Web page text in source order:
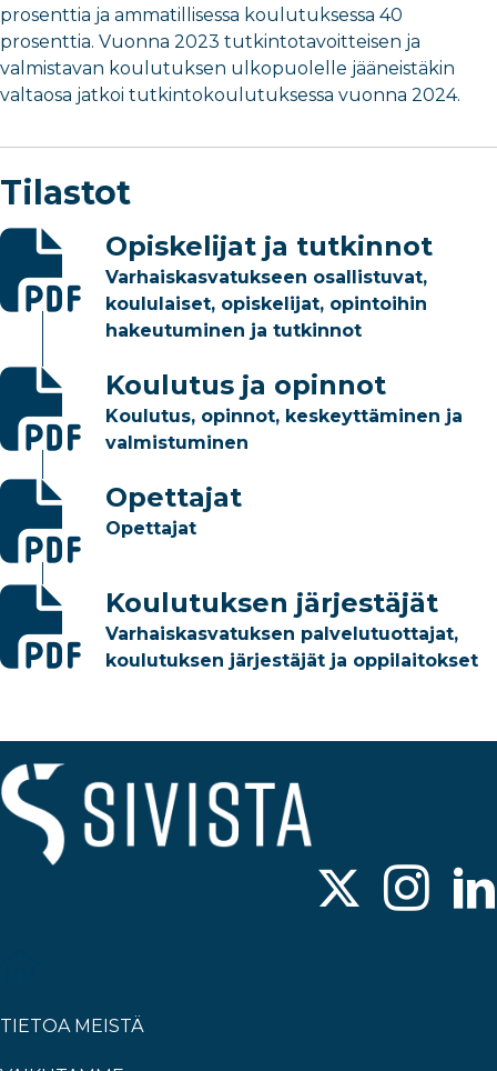
prosenttia ja ammatillisessa koulutuksessa 40
prosenttia. Vuonna 2023 tutkintotavoitteisen ja
valmistavan koulutuksen ulkopuolelle jääneistäkin
valtaosa jatkoi tutkintokoulutuksessa vuonna 2024.
Tilastot
Opiskelijat ja tutkinnot
Varhaiskasvatukseen osallistuvat,
koululaiset, opiskelijat, opintoihin
hakeutuminen ja tutkinnot
Koulutus ja opinnot
Koulutus, opinnot, keskeyttäminen ja
valmistuminen
Opettajat
Opettajat
Koulutuksen järjestäjät
Varhaiskasvatuksen palvelutuottajat,
koulutuksen järjestäjät ja oppilaitokset
TIETOA MEISTÄ